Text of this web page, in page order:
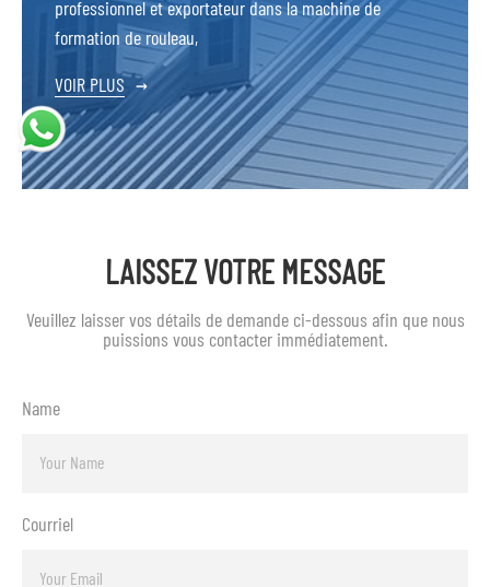
professionnel et exportateur dans la machine de
formation de rouleau,
VOIR PLUS →
LAISSEZ VOTRE MESSAGE
Veuillez laisser vos détails de demande ci-dessous afin que nous
puissions vous contacter immédiatement.
Name
Courriel